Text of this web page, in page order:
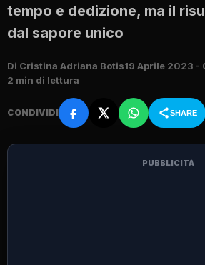
tempo e dedizione, ma il
dal sapore unico
Di Cristina Adriana Botis19 Aprile 2023 -
2 min di lettura
CONDIVIDI SHARE
PUBBLICITÀ